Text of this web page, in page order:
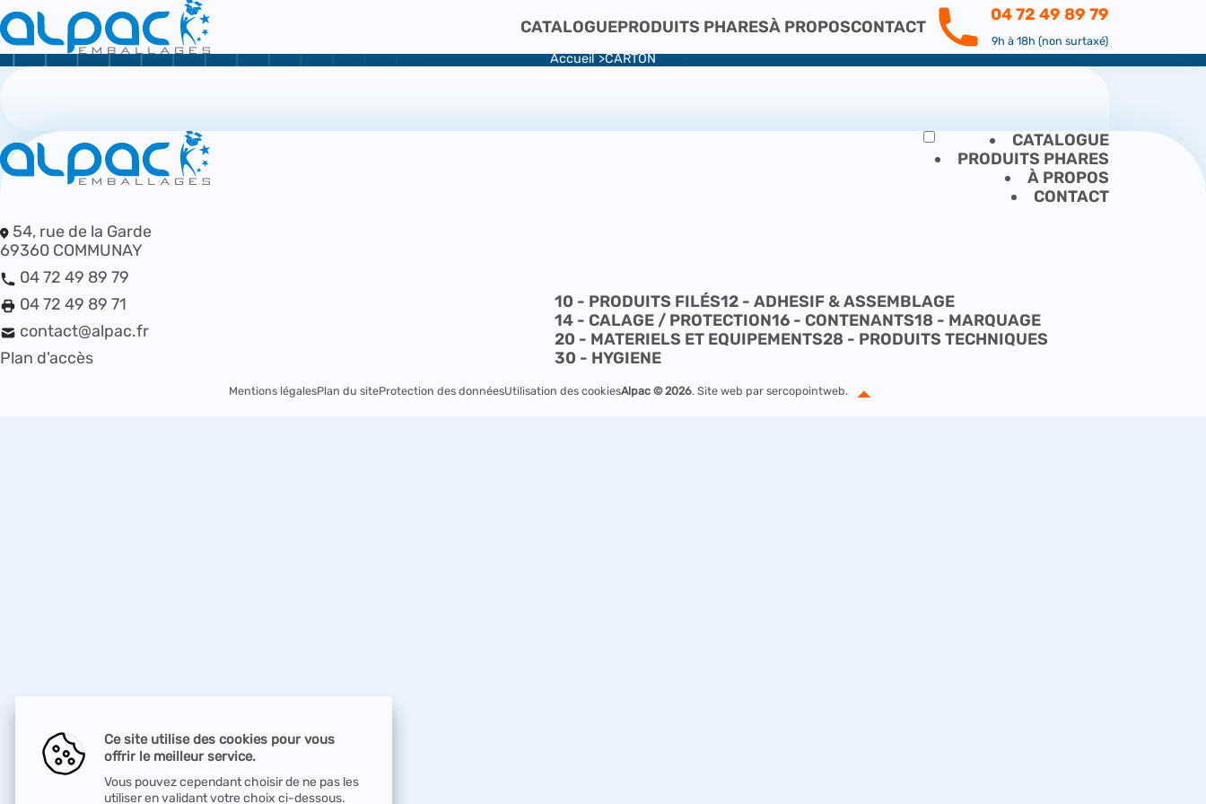
CATALOGUEPRODUITS PHARESÀ PROPOSCONTACT
04 72 49 89 79
9h à 18h (non surtaxé)
CARTON
Accueil CARTON
Ce site utilise des cookies pour vous
offrir le meilleur service.
Vous pouvez cependant choisir de ne pas les
utiliser en validant votre choix ci-dessous.
CATALOGUE
PRODUITS PHARES
À PROPOS
CONTACT
54, rue de la Garde
69360 COMMUNAY
04 72 49 89 79
04 72 49 89 71
contact@alpac.fr
Plan d'accès
10 - PRODUITS FILÉS12 - ADHESIF & ASSEMBLAGE
14 - CALAGE / PROTECTION16 - CONTENANTS18 - MARQUAGE
20 - MATERIELS ET EQUIPEMENTS28 - PRODUITS TECHNIQUES
30 - HYGIENE
Mentions légalesPlan du siteProtection des donnéesUtilisation des cookiesAlpac © 2026.Site web par sercopointweb.